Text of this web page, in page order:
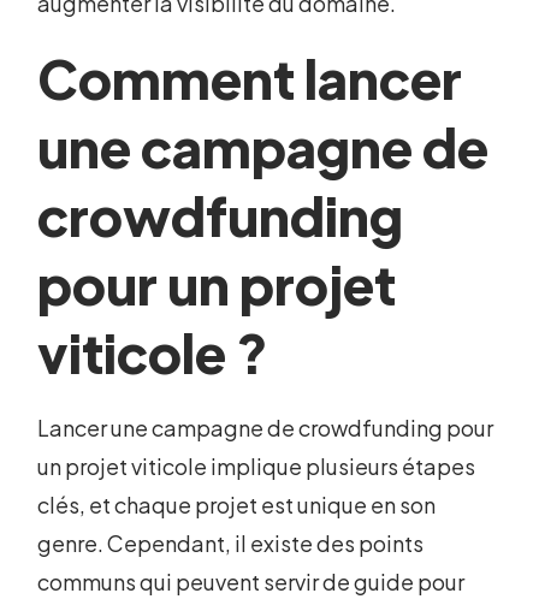
Comment lancer
une campagne de
crowdfunding
pour un projet
viticole ?
Lancer une campagne de crowdfunding pour
un projet viticole implique plusieurs étapes
clés, et chaque projet est unique en son
genre. Cependant, il existe des points
communs qui peuvent servir de guide pour